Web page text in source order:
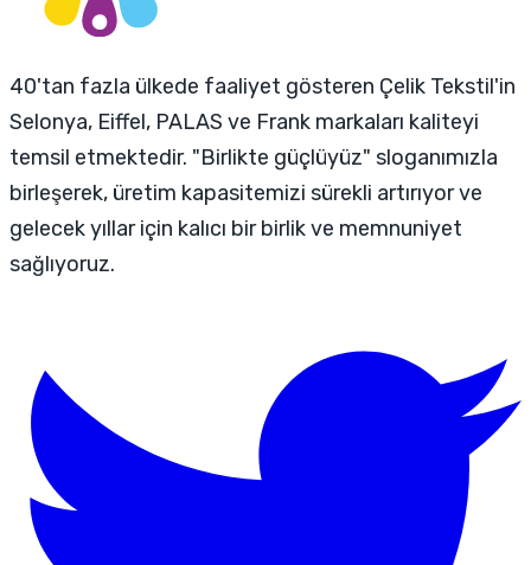
40'tan fazla ülkede faaliyet gösteren Çelik Tekstil'in
Selonya, Eiffel, PALAS ve Frank markaları kaliteyi
temsil etmektedir. "Birlikte güçlüyüz" sloganımızla
birleşerek, üretim kapasitemizi sürekli artırıyor ve
gelecek yıllar için kalıcı bir birlik ve memnuniyet
sağlıyoruz.